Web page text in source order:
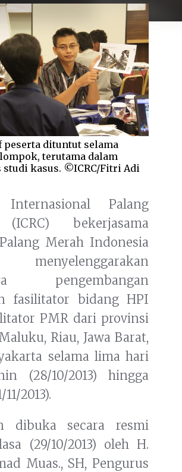
peserta dituntut selama
terutama dalam
studi kasus. ©ICRC/Fitri Adi
Palang
bekerjasama
Merah Indonesia
pengembangan
fasilitator bidang HPI
PMR dari provinsi
Riau, Jawa Barat,
selama lima hari
(28/10/2013) hingga
2013).
dibuka secara resmi
(29/10/2013) oleh H.
Muas., SH, Pengurus